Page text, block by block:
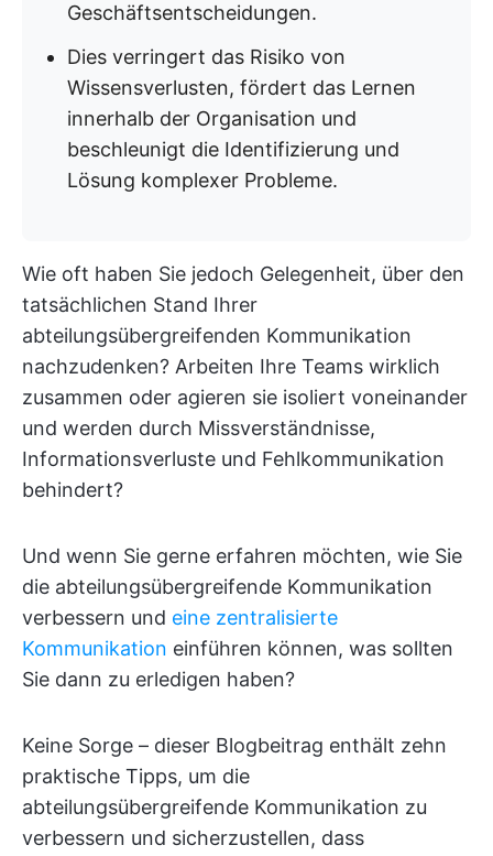
Geschäftsentscheidungen.
Dies verringert das Risiko von
Wissensverlusten, fördert das Lernen
innerhalb der Organisation und
beschleunigt die Identifizierung und
Lösung komplexer Probleme.
Wie oft haben Sie jedoch Gelegenheit, über den
tatsächlichen Stand Ihrer
abteilungsübergreifenden Kommunikation
nachzudenken? Arbeiten Ihre Teams wirklich
zusammen oder agieren sie isoliert voneinander
und werden durch Missverständnisse,
Informationsverluste und Fehlkommunikation
behindert?
Und wenn Sie gerne erfahren möchten, wie Sie
die abteilungsübergreifende Kommunikation
verbessern und eine zentralisierte
Kommunikation einführen können, was sollten
Sie dann zu erledigen haben?
Keine Sorge – dieser Blogbeitrag enthält zehn
praktische Tipps, um die
abteilungsübergreifende Kommunikation zu
verbessern und sicherzustellen, dass